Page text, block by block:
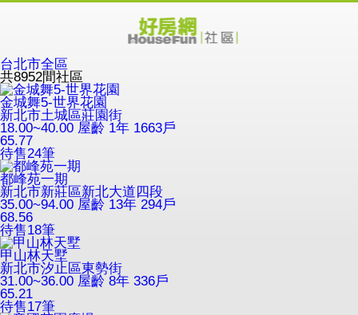
台北市全區
共8952間社區
金城舞5-世界花園
新北市土城區莊園街
18.00~40.00 屋齡 1年 1663戶
65.77
待售24筆
都峰苑一期
新北市新莊區新北大道四段
35.00~94.00 屋齡 13年 294戶
68.56
待售18筆
甲山林天墅
新北市汐止區東勢街
31.00~36.00 屋齡 8年 336戶
65.21
待售17筆